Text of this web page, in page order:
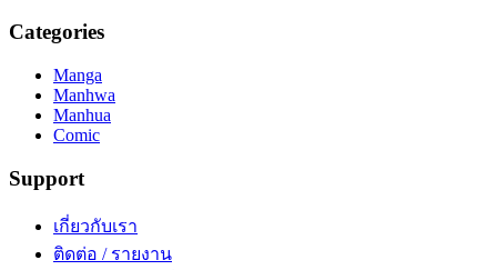
Categories
Manga
Manhwa
Manhua
Comic
Support
เกี่ยวกับเรา
ติดต่อ / รายงาน